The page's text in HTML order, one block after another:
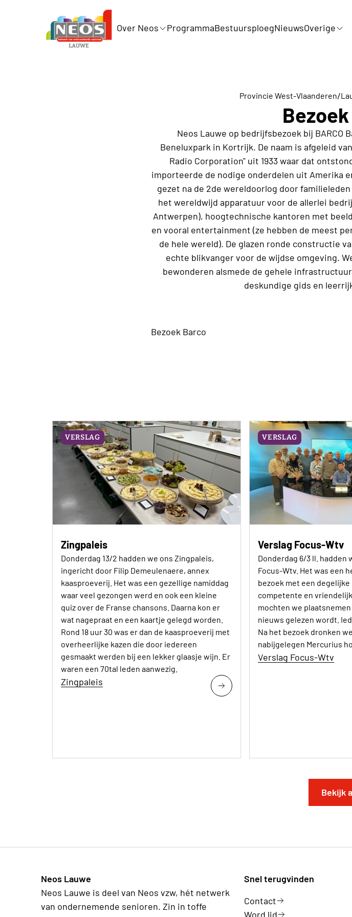
Over Neos ProgrammaBestuursploegNieuwsOverige
Provincie West-Vlaanderen/
Neos Lauwe op bedrijfsbezoek bij BARCO
Beneluxpark in Kortrijk. De naam is afgeleid
Radio Corporation" uit 1933 waar dat
importeerde de nodige onderdelen uit Amerika
gezet na de 2de wereldoorlog door
het wereldwijd apparatuur voor de allerlei
Antwerpen), hoogtechnische kantoren met
en vooral entertainment (ze hebben de meest
de hele wereld). De glazen ronde constructie
echte blikvanger voor de wijdse omgeving.
bewonderen alsmede de gehele
deskundige gids en
Bezoek Barco
VERSLAG
Zingpaleis
Donderdag 13/2 hadden we ons Zingpaleis,
ingericht door Filip Demeulenaere, annex
kaasproeverij. Het was een gezellige namiddag
waar veel gezongen werd en ook een kleine
quiz over de Franse chansons. Daarna kon er
wat nagepraat en een kaartje gelegd worden.
Rond 18 uur 30 was er dan de kaasproeverij met
overheerlijke kazen die door iedereen
gesmaakt werden bij een lekker glaasje wijn. Er
waren een 70tal leden aanwezig.
Zingpaleis
VERSLAG
Verslag Focus-Wtv
Donderdag 6/3 ll. hadden
Focus-Wtv. Het was een
bezoek met een
competente en
mochten we
nieuws gelezen wordt.
Na het bezoek dronken
nabijgelegen Mercurius
Verslag Focus-Wtv
Bekijk
Neos Lauwe
Neos Lauwe is deel van Neos vzw, hét netwerk
van ondernemende senioren. Zin in toffe
Snel terugvinden
Contact
Word lid